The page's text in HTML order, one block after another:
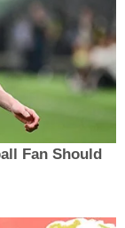
Fan Should